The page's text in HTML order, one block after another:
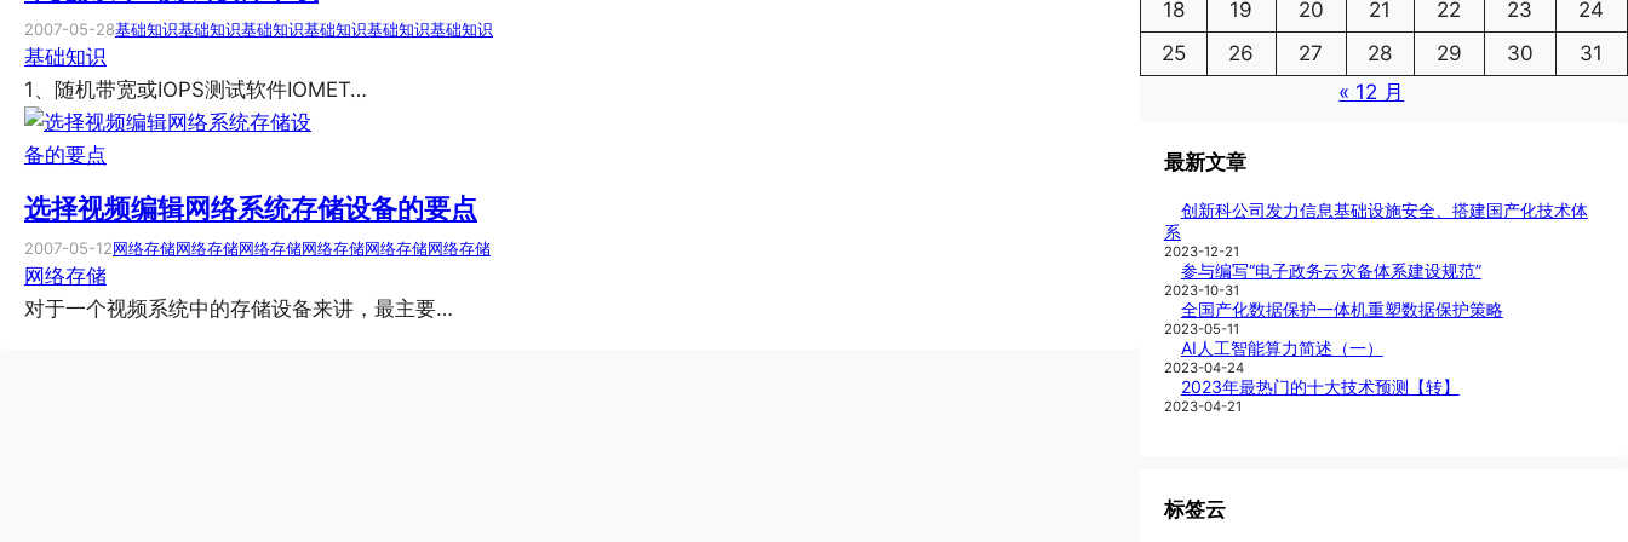
2007-05-28基础知识基础知识基础知识基础知识基础知识基础知识
基础知识
1、随机带宽或IOPS测试软件IOMET…
选择视频编辑网络系统存储设备的要点
2007-05-12网络存储网络存储网络存储网络存储网络存储网络存储
网络存储
对于一个视频系统中的存储设备来讲，最主要…
18
19 20 21 22 23
24
25
26 27 28 29 30
31
« 12 月
最新文章
创新科公司发力信息基础设施安全、搭建国产化技术体
系
2023-12-21
参与编写“电子政务云灾备体系建设规范”
2023-10-31
全国产化数据保护一体机重塑数据保护策略
2023-05-11
AI人工智能算力简述（一）
2023-04-24
2023年最热门的十大技术预测【转】
2023-04-21
标签云